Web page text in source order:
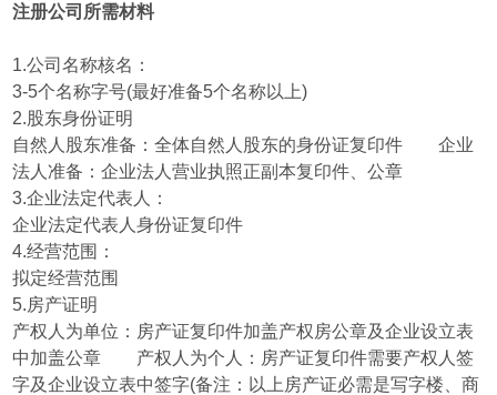
注册公司所需材料
1.公司名称核名：
3-5个名称字号(最好准备5个名称以上)
2.股东身份证明
自然人股东准备：全体自然人股东的身份证复印件 企业
法人准备：企业法人营业执照正副本复印件、公章
3.企业法定代表人：
企业法定代表人身份证复印件
4.经营范围：
拟定经营范围
5.房产证明
产权人为单位：房产证复印件加盖产权房公章及企业设立表
中加盖公章 产权人为个人：房产证复印件需要产权人签
字及企业设立表中签字(备注：以上房产证必需是写字楼、商